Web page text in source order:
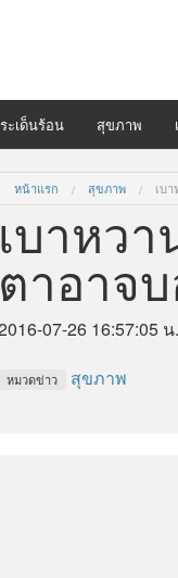
ะเด็นร้อน สุขภาพ
หน้าแรก สุขภาพ เบ
เบาหวา
ตาอาจ
07-26 16:57:05 น.
หมวดข่าว สุขภาพ